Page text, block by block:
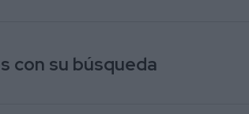
con su búsqueda